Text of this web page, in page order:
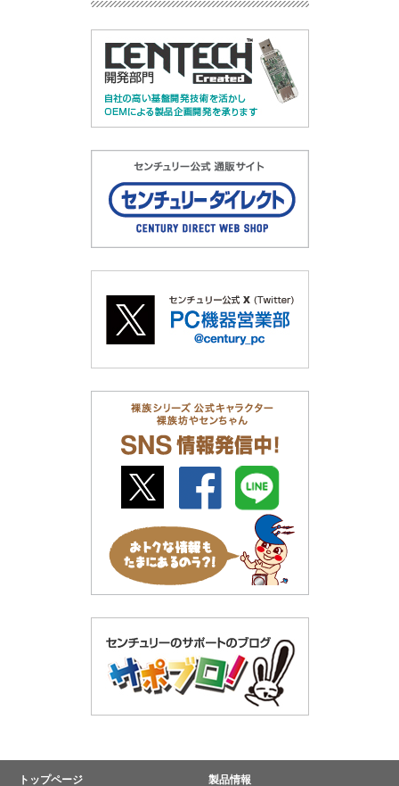
トップページ 製品情報